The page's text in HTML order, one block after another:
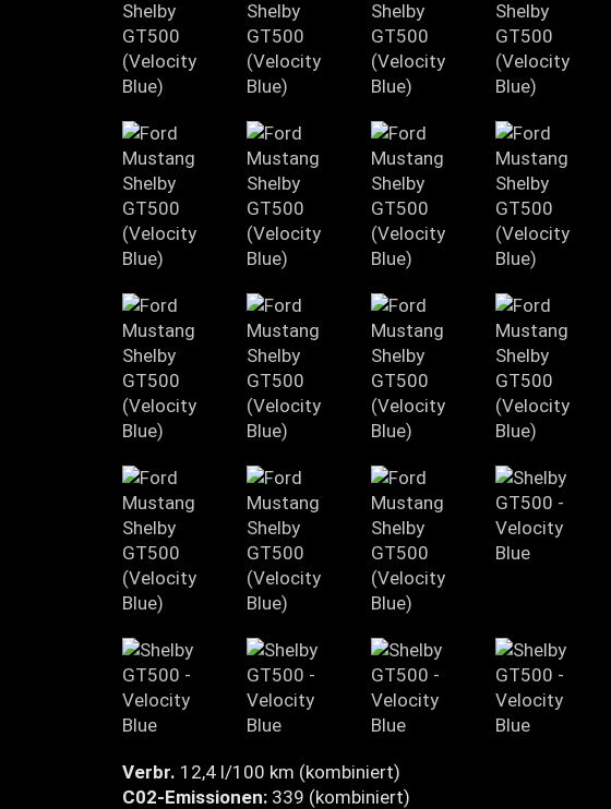
Verbr. 12,4 l/100 km (kombiniert)
C02-Emissionen: 339 (kombiniert)